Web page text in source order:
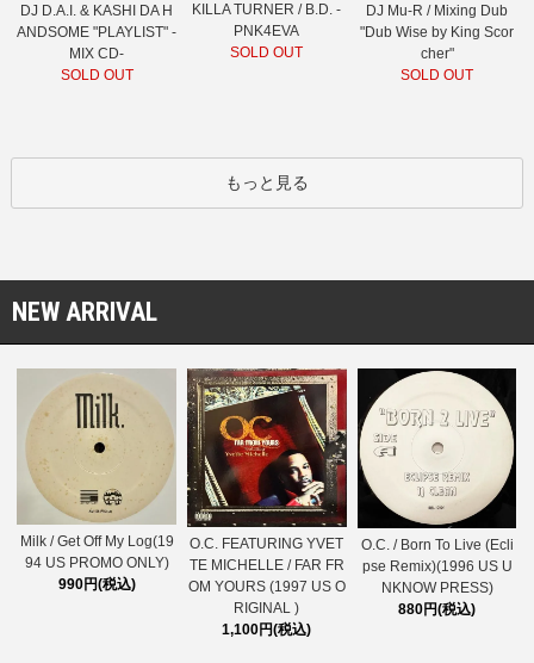
DJ D.A.I. & KASHI DA H
ANDSOME "PLAYLIST" -
MIX CD-
SOLD OUT
KILLA TURNER / B.D. -
PNK4EVA
SOLD OUT
DJ Mu-R / Mixing Dub
"Dub Wise by King Scor
cher"
SOLD OUT
もっと見る
NEW ARRIVAL
Milk / Get Off My Log(19
94 US PROMO ONLY)
990円(税込)
O.C. FEATURING YVET
TE MICHELLE / FAR FR
OM YOURS (1997 US O
RIGINAL )
1,100円(税込)
O.C. / Born To Live (Ecli
pse Remix)(1996 US U
NKNOW PRESS)
880円(税込)